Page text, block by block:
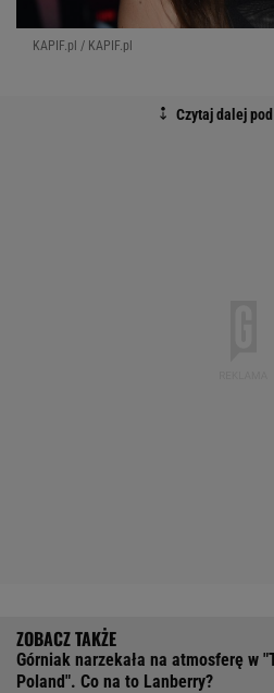
KAPIF.pl / KAPIF.pl
Górniak narzekała na atmosferę w
Poland". Co na to Lanberry?